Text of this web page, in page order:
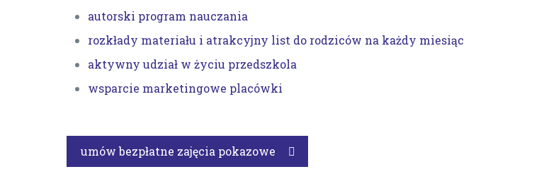
autorski program nauczania
rozkłady materiału i atrakcyjny list do rodziców na każdy miesiąc
aktywny udział w życiu przedszkola
wsparcie marketingowe placówki
umów bezpłatne zajęcia pokazowe